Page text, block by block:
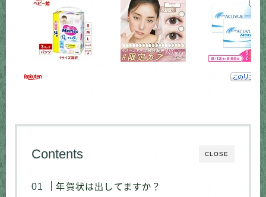
CLOSE
Contents
年賀状は出してますか？